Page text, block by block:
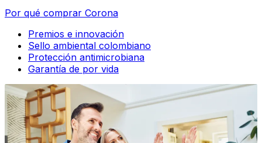
Por qué comprar Corona
Premios e innovación
Sello ambiental colombiano
Protección antimicrobiana
Garantía de por vida